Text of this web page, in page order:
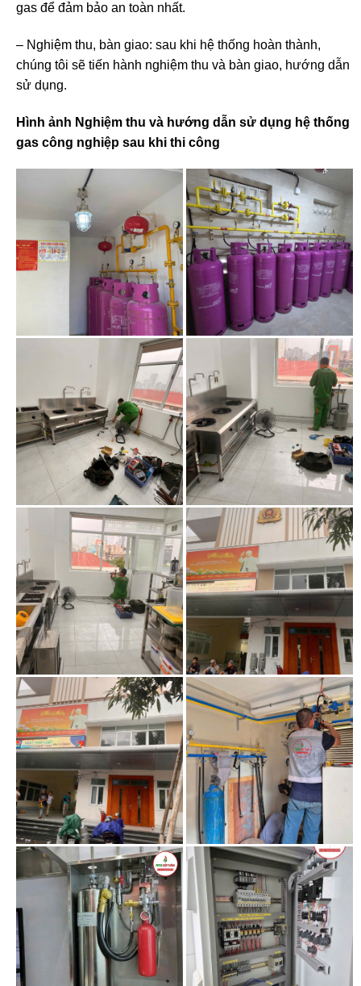
gas để đảm bảo an toàn nhất.
– Nghiệm thu, bàn giao: sau khi hệ thống hoàn thành,
chúng tôi sẽ tiến hành nghiệm thu và bàn giao, hướng dẫn
sử dụng.
Hình ảnh Nghiệm thu và hướng dẫn sử dụng hệ thống
gas công nghiệp sau khi thi công